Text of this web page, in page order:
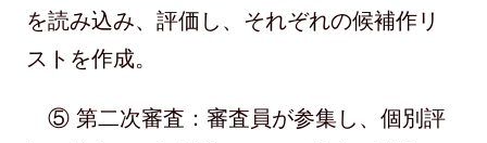
を読み込み、評価し、それぞれの候補作リ
ストを作成。
⑤ 第二次審査：審査員が参集し、個別評